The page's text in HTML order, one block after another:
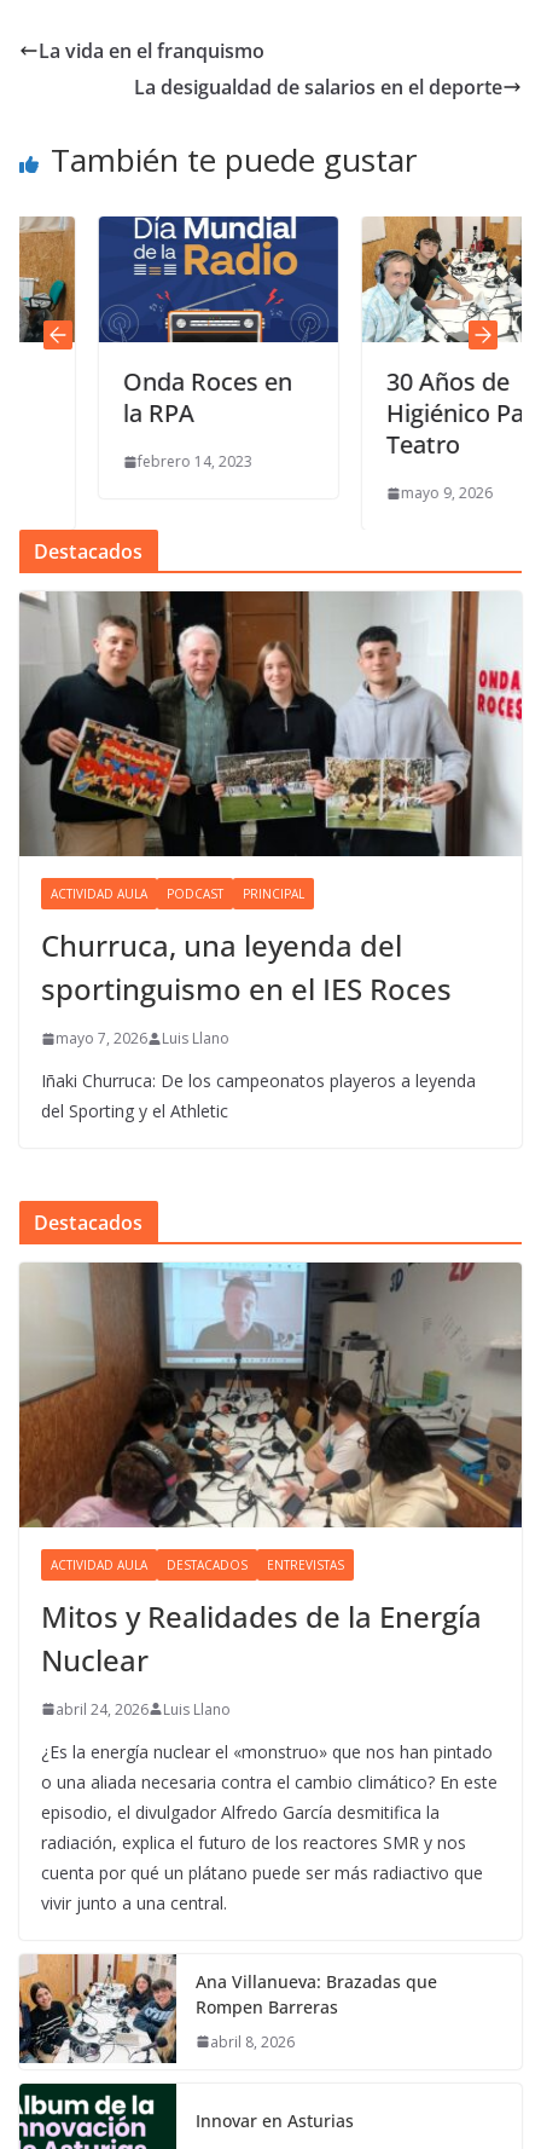
La vida en el franquismo
La desigualdad de salarios en el deporte
También te puede gustar
Onda Roces en
la RPA
febrero 14, 2023
30 Años de
Higiénico Papel
Teatro
mayo 9, 2026
Destacados
ACTIVIDAD AULA PODCAST PRINCIPAL
Churruca, una leyenda del
sportinguismo en el IES Roces
mayo 7, 2026 Luis Llano
Iñaki Churruca: De los campeonatos playeros a leyenda
del Sporting y el Athletic
Destacados
ACTIVIDAD AULA DESTACADOS ENTREVISTAS
Mitos y Realidades de la Energía
Nuclear
abril 24, 2026 Luis Llano
¿Es la energía nuclear el «monstruo» que nos han pintado
o una aliada necesaria contra el cambio climático? En este
episodio, el divulgador Alfredo García desmitifica la
radiación, explica el futuro de los reactores SMR y nos
cuenta por qué un plátano puede ser más radiactivo que
vivir junto a una central.
Ana Villanueva: Brazadas que
Rompen Barreras
abril 8, 2026
Innovar en Asturias